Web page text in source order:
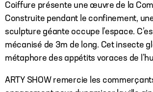
Coiffure présente une œuvre de la
Construite pendant le confinement,
sculpture géante occupe l’espace.
mécanisé de 3m de long. Cet insecte
métaphore des appétits voraces de
ARTY SHOW remercie les